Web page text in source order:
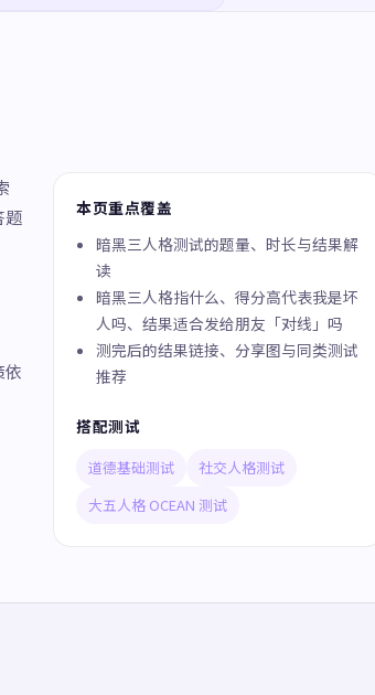
题
依
本页重点覆盖
暗黑三人格测试的题量、时长与结果解
读
暗黑三人格指什么、得分高代表我是坏
人吗、结果适合发给朋友「对线」吗
测完后的结果链接、分享图与同类测试
推荐
搭配测试
道德基础测试
社交人格测试
大五人格 OCEAN 测试